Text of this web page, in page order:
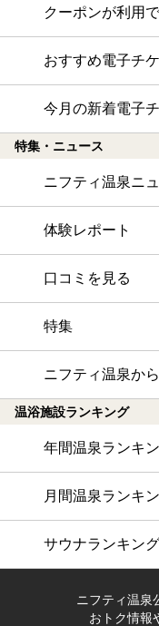
クーポンが利用
おすすめ電子チ
今月の新着電子
特集・ニュース
ニフティ温泉ニ
体験レポート
口コミを見る
特集
ニフティ温泉か
温浴施設ランキング
年間温泉ランキ
月間温泉ランキ
サウナランキング
ニフティ温泉
おトク情報